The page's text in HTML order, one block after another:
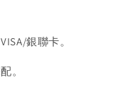
銀聯卡。
。